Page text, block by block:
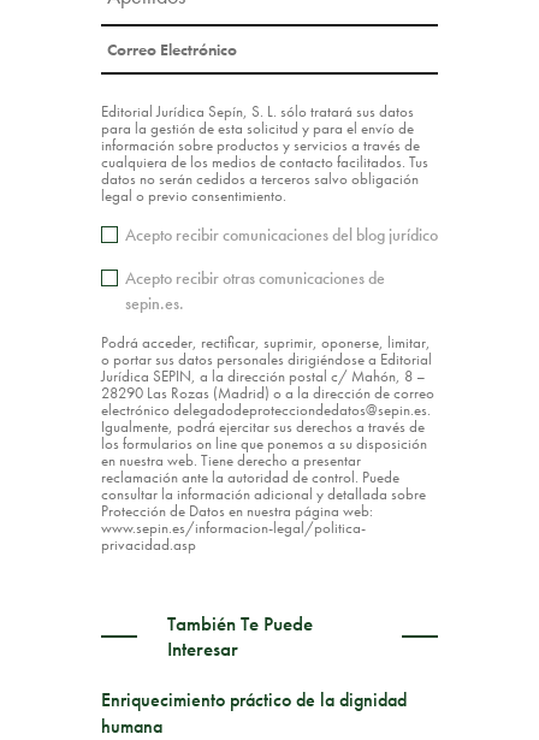
Editorial Jurídica Sepín, S. L. sólo tratará sus datos
para la gestión de esta solicitud y para el envío de
información sobre productos y servicios a través de
cualquiera de los medios de contacto facilitados. Tus
datos no serán cedidos a terceros salvo obligación
legal o previo consentimiento.
Acepto recibir comunicaciones del blog jurídico
Acepto recibir otras comunicaciones de
sepin.es.
Podrá acceder, rectificar, suprimir, oponerse, limitar,
o portar sus datos personales dirigiéndose a Editorial
Jurídica SEPIN, a la dirección postal c/ Mahón, 8 –
28290 Las Rozas (Madrid) o a la dirección de correo
electrónico delegadodeprotecciondedatos@sepin.es.
Igualmente, podrá ejercitar sus derechos a través de
los formularios on line que ponemos a su disposición
en nuestra web. Tiene derecho a presentar
reclamación ante la autoridad de control. Puede
consultar la información adicional y detallada sobre
Protección de Datos en nuestra página web:
www.sepin.es/informacion-legal/politica-
privacidad.asp
También Te Puede
Interesar
Enriquecimiento práctico de la dignidad
humana